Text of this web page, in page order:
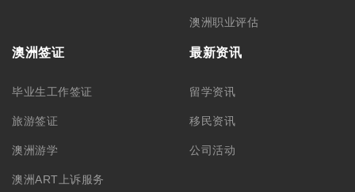
澳洲职业评估
澳洲签证
毕业生工作签证
旅游签证
澳洲游学
澳洲ART上诉服务
最新资讯
留学资讯
移民资讯
公司活动